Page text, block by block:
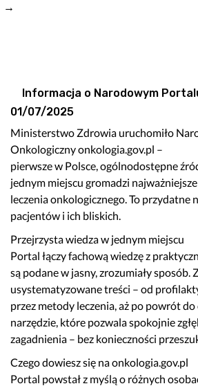
→
Informacja o Narodowym
01/07/2025
Ministerstwo Zdrowia uruchomiło
Onkologiczny onkologia.gov.pl –
pierwsze w Polsce, ogólnodostępne
jednym miejscu gromadzi
leczenia onkologicznego. To przydatne
pacjentów i ich bliskich.
Przejrzysta wiedza w jednym miejscu
Portal łączy fachową wiedzę z
są podane w jasny, zrozumiały sposób.
usystematyzowane treści – od
przez metody leczenia, aż po powrót do
narzędzie, które pozwala spokojnie
zagadnienia – bez konieczności
Czego dowiesz się na onkologia.gov.pl
Portal powstał z myślą o różnych